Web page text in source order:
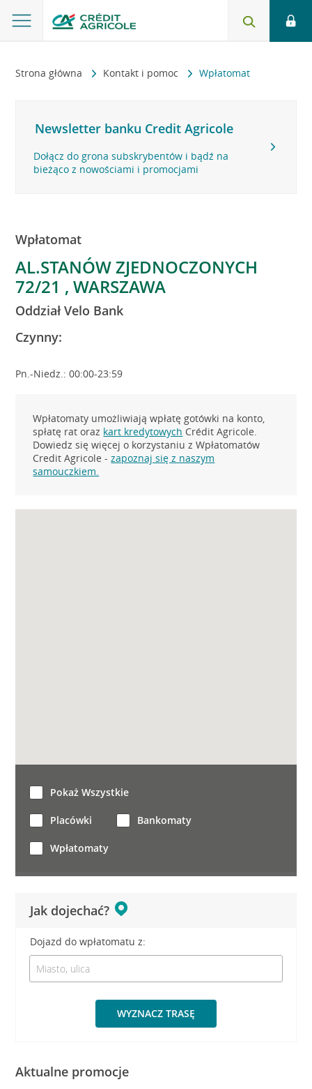
Strona główna Kontakt i pomoc Wpłatomat
Newsletter banku Credit Agricole
Dołącz do grona subskrybentów i bądź na
bieżąco z nowościami i promocjami
Wpłatomat
AL.STANÓW ZJEDNOCZONYCH
72/21 , WARSZAWA
Oddział Velo Bank
Czynny:
Pn.-Niedz.: 00:00-23:59
Wpłatomaty umożliwiają wpłatę gotówki na konto,
spłatę rat oraz kart kredytowych Crédit Agricole.
Dowiedz się więcej o korzystaniu z Wpłatomatów
Credit Agricole -zapoznaj się z naszym
samouczkiem.
Jak dojechać?
Dojazd do wpłatomatu z:
WYZNACZ TRASĘ
Pokaż Wszystkie
Placówki Bankomaty
Wpłatomaty
Aktualne promocje